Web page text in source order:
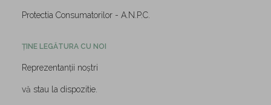
Protectia Consumatorilor - A.N.P.C.
ȚINE LEGĂTURA CU NOI
Reprezentanții noștri
vă stau la dispozitie.